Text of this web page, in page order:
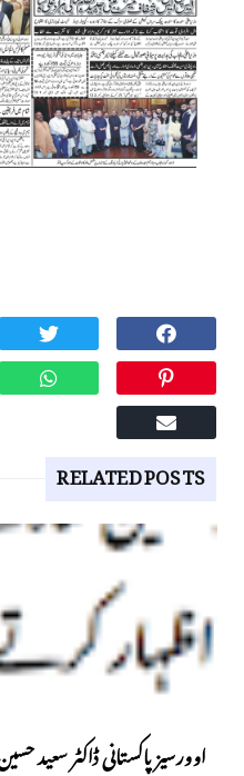
RELATED POSTS
اوورسیز پاکستانی ڈاکٹر سعید